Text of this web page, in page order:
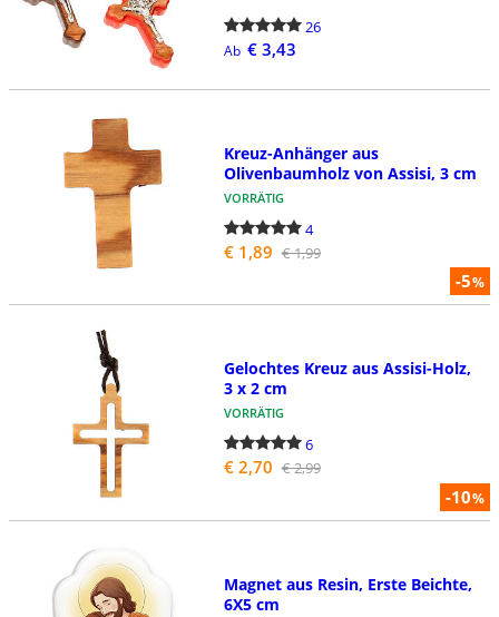
26
Ab € 3,43
-5%
Kreuz-Anhänger aus
Olivenbaumholz von Assisi, 3 cm
VORRÄTIG
4
€ 1,89 € 1,99
-10%
Gelochtes Kreuz aus Assisi-Holz,
3 x 2 cm
VORRÄTIG
6
€ 2,70 € 2,99
Magnet aus Resin, Erste Beichte,
6X5 cm